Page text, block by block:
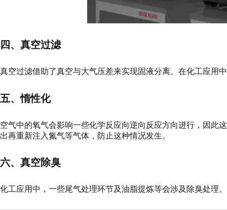
四、真空过滤
真空过滤借助了真空与大气压差来实现固液分离。在化工应用
五、惰性化
空气中的氧气会影响一些化学反应向逆向反应方向进行，因此
出再重新注入氮气等气体，防止这种情况发生。
六、真空除臭
化工应用中，一些尾气处理环节及油脂提炼等会涉及除臭处理